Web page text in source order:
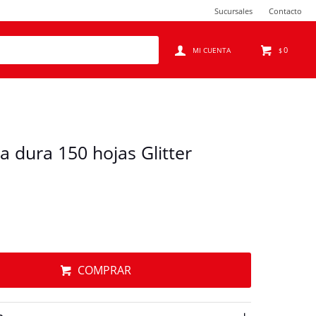
$0
Sucursales Contacto
dura 150 hojas Glitter
COMPRAR